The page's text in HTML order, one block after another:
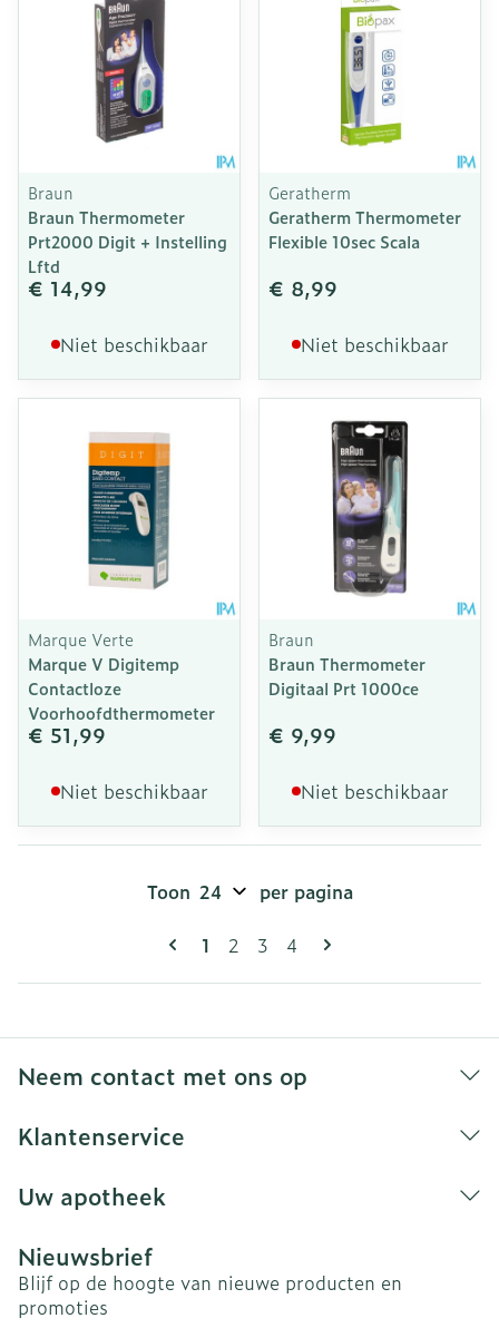
Braun
Braun Thermometer
Prt2000 Digit + Instelling
Lftd
€ 14,99
Niet beschikbaar
Geratherm
Geratherm Thermometer
Flexible 10sec Scala
€ 8,99
Niet beschikbaar
Marque Verte
Marque V Digitemp
Contactloze
Voorhoofdthermometer
€ 51,99
Niet beschikbaar
Braun
Braun Thermometer
Digitaal Prt 1000ce
€ 9,99
Niet beschikbaar
Pagina's
U lees momenteel pagina
1 Pagina
2 Pagina
3 Pagina
4
Toon per pagina
Neem contact met ons op
Klantenservice
Uw apotheek
Nieuwsbrief
Blijf op de hoogte van nieuwe producten en
promoties